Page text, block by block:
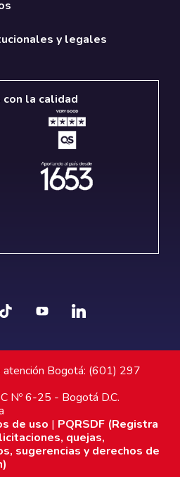
y legales
la calidad
atención Bogotá: (601) 297
Nº 6-25 - Bogotá D.C.
de uso | PQRSDF (Registra
quejas,
sugerencias y derechos de